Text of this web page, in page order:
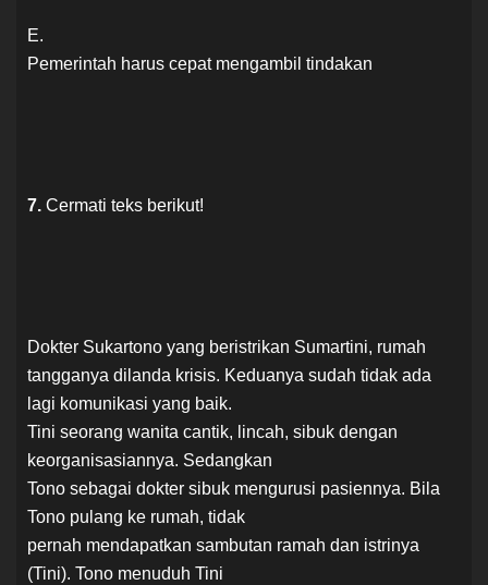
E.
Pemerintah harus cepat mengambil tindakan
7. Cermati teks berikut!
Dokter Sukartono yang beristrikan Sumartini, rumah
tangganya dilanda krisis. Keduanya sudah tidak ada
lagi komunikasi yang baik.
Tini seorang wanita cantik, lincah, sibuk dengan
keorganisasiannya. Sedangkan
Tono sebagai dokter sibuk mengurusi pasiennya. Bila
Tono pulang ke rumah, tidak
pernah mendapatkan sambutan ramah dan istrinya
(Tini). Tono menuduh Tini